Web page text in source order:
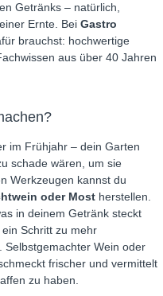
Getränks – natürlich,
Ernte. Bei Gastro
brauchst: hochwertige
aus über 40 Jahren
im Frühjahr – dein Garten
schade wären, um sie
Werkzeugen kannst du
oder Most herstellen.
in deinem Getränk steckt
Schritt zu mehr
Selbstgemachter Wein oder
frischer und vermittelt
zu haben.